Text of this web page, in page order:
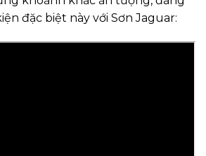
đặc biệt này với Sơn Jaguar: